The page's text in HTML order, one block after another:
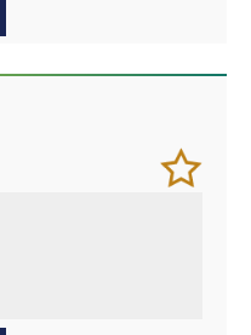
加
入/
儲存
課程